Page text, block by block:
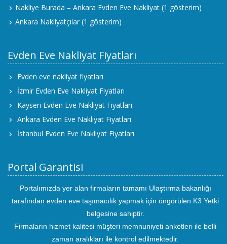
Nakliye Burada – Ankara Evden Eve Nakliyat (1 gösterim)
Ankara Nakliyatçılar (1 gösterim)
Evden Eve Nakliyat Fiyatları
Evden eve nakliyat fiyatları
İzmir Evden Eve Nakliyat Fiyatları
Kayseri Evden Eve Nakliyat Fiyatları
Ankara Evden Eve Nakliyat Fiyatları
İstanbul Evden Eve Nakliyat Fiyatları
Portal Garantisi
Portalımızda yer alan firmaların tamamı Ulaştırma bakanlığı
tarafından evden eve taşımacılık yapmak için öngörülen K3 Yetki
belgesine sahiptir.
Firmaların hizmet kalitesi müşteri memnuniyeti anketleri ile belli
zaman aralıkları ile kontrol edilmektedir.